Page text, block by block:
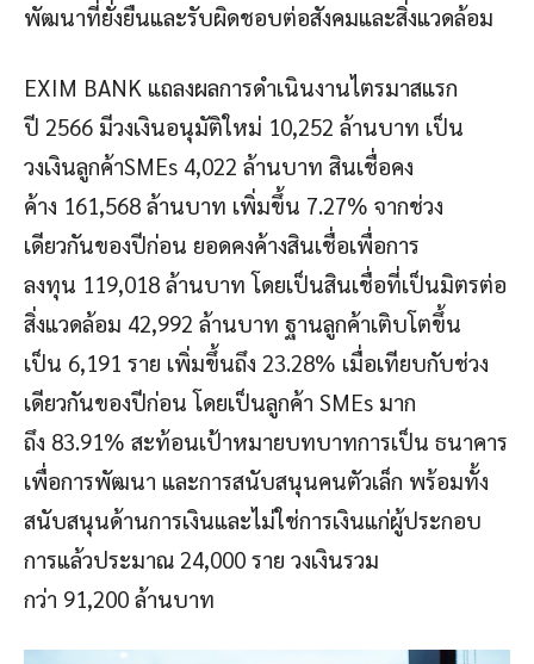
พัฒนาที่ยั่งยืนและรับผิดชอบต่อสังคมและสิ่งแวดล้อม
EXIM BANK แถลงผลการดำเนินงานไตรมาสแรก
ปี 2566 มีวงเงินอนุมัติใหม่ 10,252 ล้านบาท เป็น
วงเงินลูกค้าSMEs 4,022 ล้านบาท สินเชื่อคง
ค้าง 161,568 ล้านบาท เพิ่มขึ้น 7.27% จากช่วง
เดียวกันของปีก่อน ยอดคงค้างสินเชื่อเพื่อการ
ลงทุน 119,018 ล้านบาท โดยเป็นสินเชื่อที่เป็นมิตรต่อ
สิ่งแวดล้อม 42,992 ล้านบาท ฐานลูกค้าเติบโตขึ้น
เป็น 6,191 ราย เพิ่มขึ้นถึง 23.28% เมื่อเทียบกับช่วง
เดียวกันของปีก่อน โดยเป็นลูกค้า SMEs มาก
ถึง 83.91% สะท้อนเป้าหมายบทบาทการเป็น ธนาคาร
เพื่อการพัฒนา และการสนับสนุนคนตัวเล็ก พร้อมทั้ง
สนับสนุนด้านการเงินและไม่ใช่การเงินแก่ผู้ประกอบ
การแล้วประมาณ 24,000 ราย วงเงินรวม
กว่า 91,200 ล้านบาท